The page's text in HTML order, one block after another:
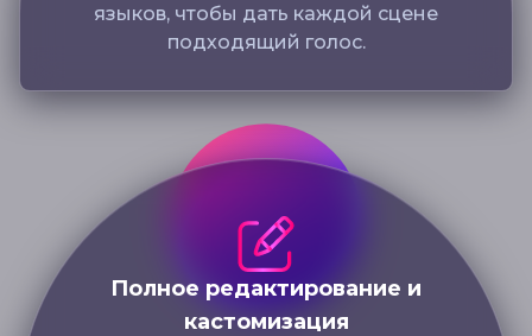
языков, чтобы дать каждой сцене
подходящий голос.
Полное редактирование и
кастомизация